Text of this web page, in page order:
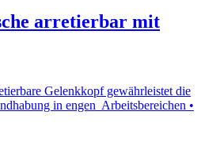
arretierbar mit
Gelenkkopf gewährleistet die
in engen Arbeitsbereichen •